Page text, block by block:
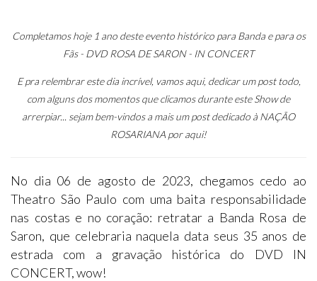
Completamos hoje 1 ano deste evento histórico para Banda e para os
Fãs - DVD ROSA DE SARON - IN CONCERT
E pra relembrar este dia incrível, vamos aqui, dedicar um post todo,
com alguns dos momentos que clicamos durante este Show de
arrerpiar... sejam bem-vindos a mais um post dedicado à NAÇÃO
ROSARIANA por aqui!
No dia 06 de agosto de 2023, chegamos cedo ao
Theatro São Paulo com uma baita responsabilidade
nas costas e no coração: retratar a Banda Rosa de
Saron, que celebraria naquela data seus 35 anos de
estrada com a gravação histórica do DVD IN
CONCERT, wow!